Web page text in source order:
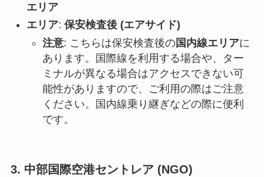
エリア
エリア: 保安検査後 (エアサイド)
注意: こちらは保安検査後の国内線エリアに
あります。国際線を利用する場合や、ター
ミナルが異なる場合はアクセスできない可
能性がありますので、ご利用の際はご注意
ください。国内線乗り継ぎなどの際に便利
です。
3. 中部国際空港セントレア (NGO)